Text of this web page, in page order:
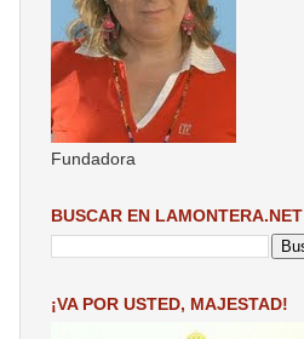
Fundadora
BUSCAR EN LAMONTERA.NET
¡VA POR USTED, MAJESTAD!